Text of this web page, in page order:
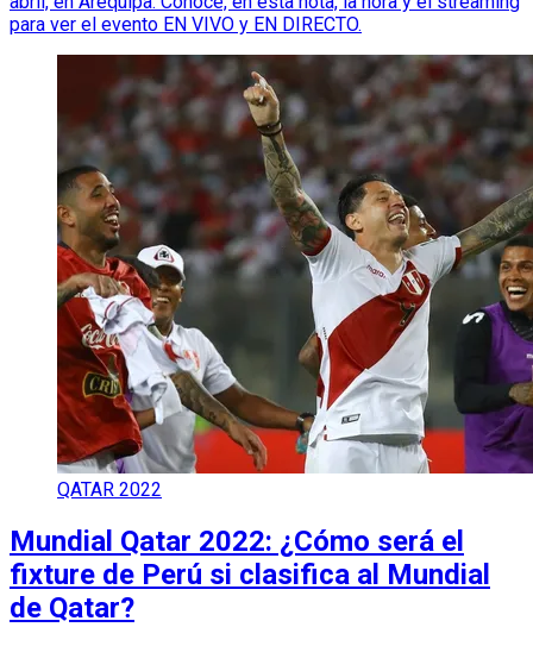
para ver el evento EN VIVO y EN DIRECTO.
QATAR 2022
Mundial Qatar 2022: ¿Cómo será el
fixture de Perú si clasifica al Mundial
de Qatar?